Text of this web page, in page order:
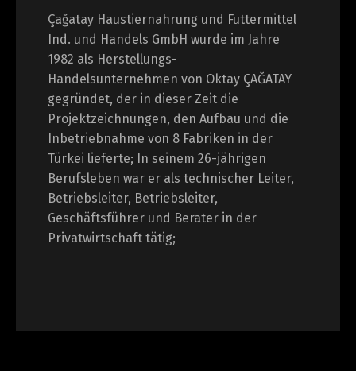
Çağatay Haustiernahrung und Futtermittel
Ind. und Handels GmbH wurde im Jahre
1982 als Herstellungs-
Handelsunternehmen von Oktay ÇAĞATAY
gegründet, der in dieser Zeit die
Projektzeichnungen, den Aufbau und die
Inbetriebnahme von 8 Fabriken in der
Türkei lieferte; In seinem 26-jährigen
Berufsleben war er als technischer Leiter,
Betriebsleiter, Betriebsleiter,
Geschäftsführer und Berater in der
Privatwirtschaft tätig;